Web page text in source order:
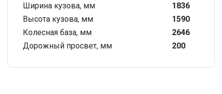
Ширина кузова, мм
1836
Высота кузова, мм
1590
Колесная база, мм
2646
Дорожный просвет, мм
200